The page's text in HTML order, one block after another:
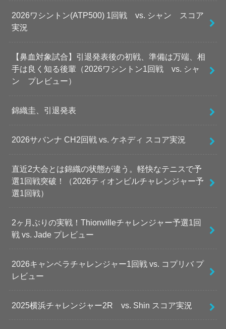
2026ワシントン(ATP500) 1回戦 vs. シャン スコア
実況
【鼻血対象試合】引退発表後の初戦、準備は万端、相
手は良く知る後輩（2026ワシントン1回戦 vs. シャ
ン プレビュー）
錦織圭、引退発表
2026サバンナ CH2回戦 vs. ケネディ スコア実況
直近2大会とは錦織の状態が違う。軽快なテニスで予
選1回戦突破！（2026ティオンビルチャレンジャー予
選1回戦）
2ヶ月ぶりの実戦！Thionvilleチャレンジャー予選1回
戦 vs. Jade プレビュー
2026キャンベラチャレンジャー1回戦 vs. コプリバ プ
レビュー
2025横浜チャレンジャー2R vs. Shin スコア実況